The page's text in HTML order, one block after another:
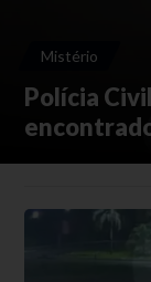
Mistério
Polícia